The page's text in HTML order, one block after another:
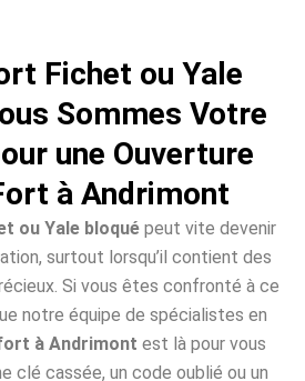
Fichet ou Yale
Sommes Votre
une Ouverture
à Andrimont
ou Yale bloquépeut vite devenir
surtout lorsqu’il contient des
Si vous êtes confronté à ce
notre équipe de spécialistes en
à Andrimont est là pour vous
clé cassée, un code oublié ou un